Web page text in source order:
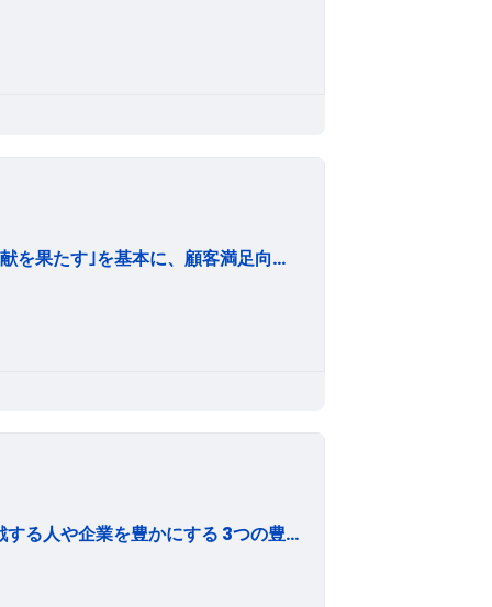
当社は、社是である｢豊かな創造性を発揮し、社会貢献を果たす｣を基本に、顧客満足向上のため、以下の品質･環境方針を定めております。 基本理念 ・社会的公器(社会的責任) 企業は社会の公器である。商品サービスを通じて顧客に、加工・仕入れを通じて取引先に、トータル・リワードを通じて社員に、配当および企業価値向上を通じて株主に、地域貢献活動を通じて地域社会に、納税を通じて国家に報い、事業の社会的責任を果たす。 ・倫理的活動 法令や社会的規範の遵守はもとより、高い倫理観をもって事業活動を行い、経営の透明性を高める。 ・個の尊重(人間性尊重) 社員の個性を尊重しながら団体的・個人的利己心を克服し、人間味ある社風のなか自由で闊達な活動を支援する。 行動指針 ・倫理志向 法と倫理に基づく社会と共にあることを自覚し、法令や社会的規範を尊重し、社会に信頼される企業を目指す。 ・ニーズ志向 顧客の顕在・潜在ニーズを発掘し、顧客に愛され信頼される企業を目指す。 ・発想企画志向 既存の概念にとらわれない発想企画力で顧客のニーズに応え、会社・社員双方の自己実現を図る。 ・技術開発志向 経済や社会の変化のサイクルを先取りした技術開発を行い、社会の中で存在感のある企業を目指す。
Vision 繋がるひとの特別になる Mission 地域で挑戦する人や企業を豊かにする 3つの豊かさ 「働く環境の豊かさ」「資本の豊かさ」「心の豊かさ」